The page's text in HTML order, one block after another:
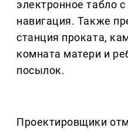
электронное табло
навигация. Также
станция проката,
комната матери и
посылок.
Проектировщики